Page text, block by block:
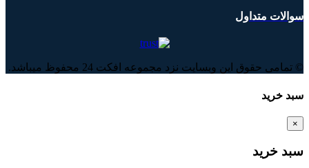
سوالات متداول
© تمامی حقوق این وبسایت نزد مجموعه افکت 24 محفوظ میباشد.
سبد خرید
×
سبد خرید